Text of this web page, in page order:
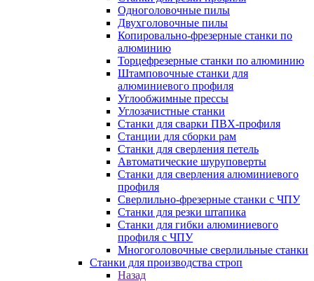
Одноголовочные пилы
Двухголовочные пилы
Копировально-фрезерные станки по
алюминию
Торцефрезерные станки по алюминию
Штамповочные станки для
алюминиевого профиля
Углообжимные прессы
Углозачистные станки
Станки для сварки ПВХ-профиля
Станции для сборки рам
Станки для сверления петель
Автоматические шуруповерты
Станки для сверления алюминиевого
профиля
Сверлильно-фрезерные станки с ЧПУ
Станки для резки штапика
Станки для гибки алюминиевого
профиля с ЧПУ
Многоголовочные сверлильные станки
Станки для производства строп
Назад